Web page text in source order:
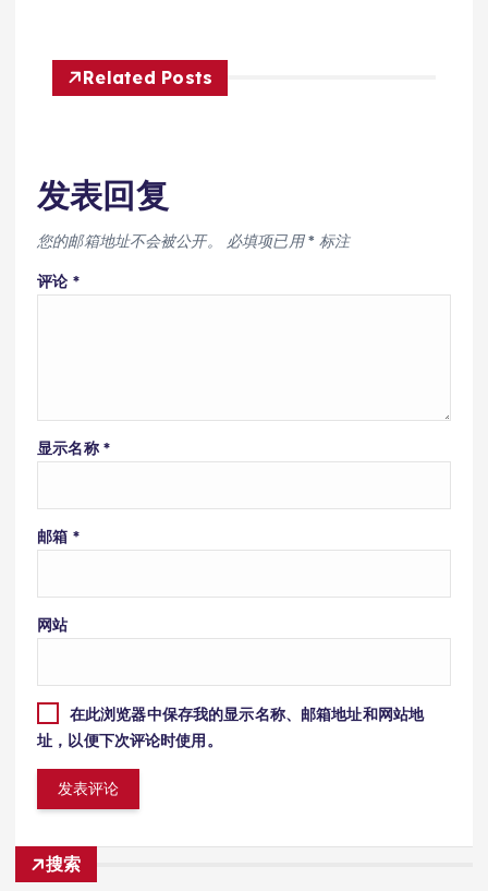
Related Posts
发表回复
您的邮箱地址不会被公开。 必填项已用* 标注
评论 *
显示名称 *
邮箱 *
网站
在此浏览器中保存我的显示名称、邮箱地址和网站地
址，以便下次评论时使用。
搜索